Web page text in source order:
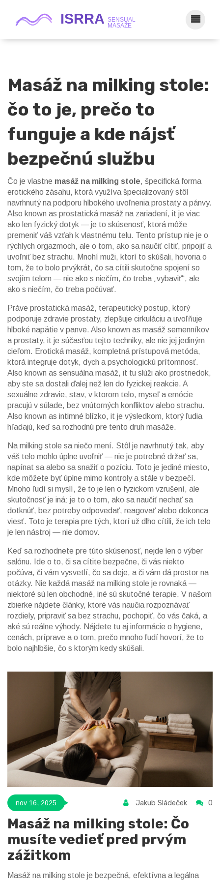
Masáž na milking stole:
čo to je, prečo to
funguje a kde nájsť
bezpečnú službu
Čo je vlastne masáž na milking stole, špecifická forma
erotického zásahu, ktorá využíva špecializovaný stôl
navrhnutý na podporu hlbokého uvoľnenia prostaty a pánvy.
Also known as prostatická masáž na zariadení, it je viac
ako len fyzický dotyk — je to skúsenosť, ktorá môže
premeniť váš vzťah k vlastnému telu. Tento prístup nie je o
rýchlych orgazmoch, ale o tom, ako sa naučiť cítiť, pripojiť a
uvoľniť bez strachu. Mnohí muži, ktorí to skúšali, hovoria o
tom, že to bolo prvýkrát, čo sa cítili skutočne spojení so
svojím telom — nie ako s niečím, čo treba „vybaviť“, ale
ako s niečím, čo treba počúvať.
Práve prostatická masáž, terapeutický postup, ktorý
podporuje zdravie prostaty, zlepšuje cirkuláciu a uvoľňuje
hlboké napätie v panve. Also known as masáž semenníkov
a prostaty, it je súčasťou tejto techniky, ale nie jej jediným
cieľom. Erotická masáž, kompletná prístupová metóda,
ktorá integruje dotyk, dych a psychologickú prítomnosť.
Also known as sensuálna masáž, it tu slúži ako prostriedok,
aby ste sa dostali ďalej než len do fyzickej reakcie. A
sexuálne zdravie, stav, v ktorom telo, myseľ a emócie
pracujú v súlade, bez vnútorných konfliktov alebo strachu.
Also known as intimné blízko, it je výsledkom, ktorý ľudia
hľadajú, keď sa rozhodnú pre tento druh masáže.
Na milking stole sa niečo mení. Stôl je navrhnutý tak, aby
váš telo mohlo úplne uvoľniť — nie je potrebné držať sa,
napínat sa alebo sa snažiť o pozíciu. Toto je jediné miesto,
kde môžete byť úplne mimo kontroly a stále v bezpečí.
Mnoho ľudí si myslí, že to je len o fyzickom vzrušení, ale
skutočnosť je iná: je to o tom, ako sa naučiť nechať sa
dotknúť, bez potreby odpovedať, reagovať alebo dokonca
viesť. Toto je terapia pre tých, ktorí už dlho cítili, že ich telo
je len nástroj — nie domov.
Keď sa rozhodnete pre túto skúsenosť, nejde len o výber
salónu. Ide o to, či sa cítite bezpečne, či vás niekto
počúva, či vám vysvetlí, čo sa deje, a či vám dá prostor na
otázky. Nie každá masáž na milking stole je rovnaká —
niektoré sú len obchodné, iné sú skutočné terapie. V našom
zbierke nájdete články, ktoré vás naučia rozpoznávať
rozdiely, pripraviť sa bez strachu, pochopiť, čo vás čaká, a
aké sú reálne výhody. Nájdete tu aj informácie o hygiene,
cenách, príprave a o tom, prečo mnoho ľudí hovorí, že to
bolo najhlbšie, čo s ktorým kedy skúšali.
nov 16, 2025 Jakub Sládeček 0
Masáž na milking stole: Čo
musíte vedieť pred prvým
zážitkom
Masáž na milking stole je bezpečná, efektívna a legálna